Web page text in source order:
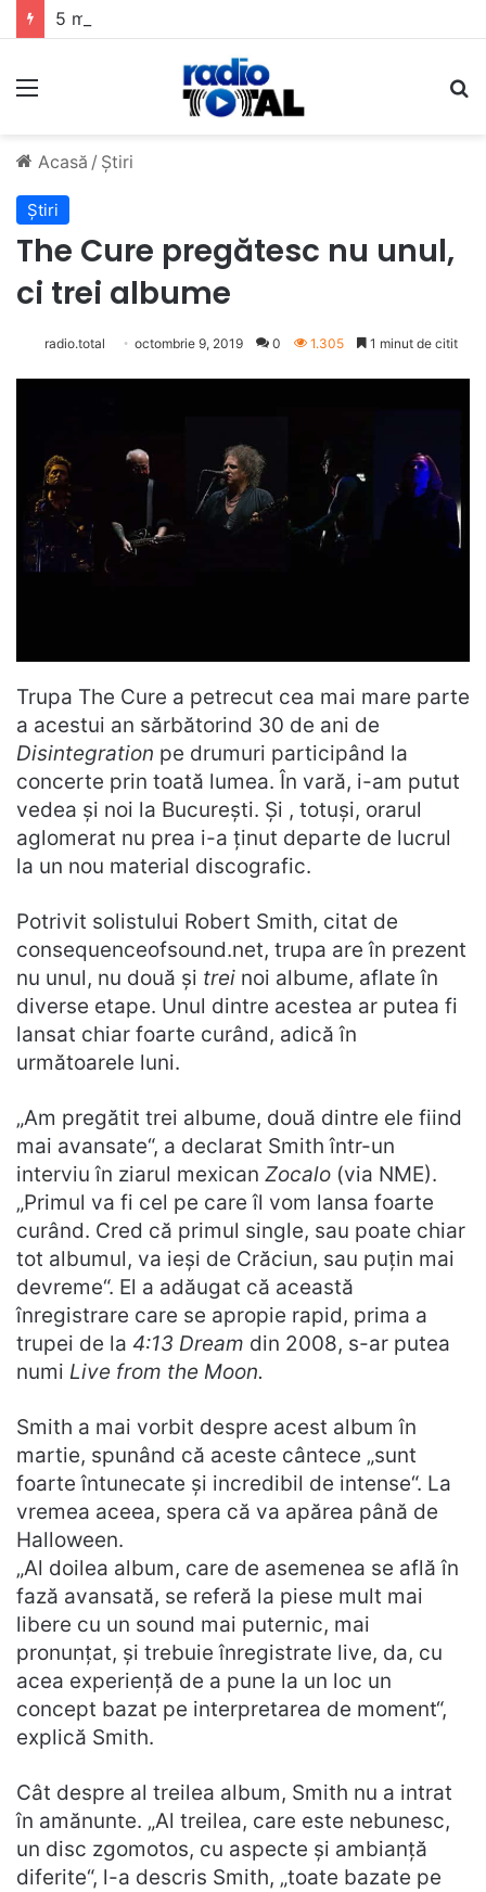
Meniu
Acasă / Știri
Știri
The Cure pregătesc nu unul,
ci trei albume
radio.total octombrie 9, 2019 0 1.305 1 minut de citit
Trupa The Cure a petrecut cea mai mare parte
a acestui an sărbătorind 30 de ani de
Disintegration pe drumuri participând la
concerte prin toată lumea. În vară, i-am putut
vedea și noi la București. Și , totuși, orarul
aglomerat nu prea i-a ținut departe de lucrul
la un nou material discografic.
Potrivit solistului Robert Smith, citat de
consequenceofsound.net, trupa are în prezent
nu unul, nu două și trei noi albume, aflate în
diverse etape. Unul dintre acestea ar putea fi
lansat chiar foarte curând, adică în
următoarele luni.
„Am pregătit trei albume, două dintre ele fiind
mai avansate“, a declarat Smith într-un
interviu în ziarul mexican Zocalo (via NME).
„Primul va fi cel pe care îl vom lansa foarte
curând. Cred că primul single, sau poate chiar
tot albumul, va ieși de Crăciun, sau puțin mai
devreme“. El a adăugat că această
înregistrare care se apropie rapid, prima a
trupei de la 4:13 Dream din 2008, s-ar putea
numi Live from the Moon.
Smith a mai vorbit despre acest album în
martie, spunând că aceste cântece „sunt
foarte întunecate și incredibil de intense“. La
vremea aceea, spera că va apărea până de
Halloween.
„Al doilea album, care de asemenea se află în
fază avansată, se referă la piese mult mai
libere cu un sound mai puternic, mai
pronunțat, și trebuie înregistrate live, da, cu
acea experiență de a pune la un loc un
concept bazat pe interpretarea de moment“,
explică Smith.
Cât despre al treilea album, Smith nu a intrat
în amănunte. „Al treilea, care este nebunesc,
un disc zgomotos, cu aspecte și ambianță
diferite“, l-a descris Smith, „toate bazate pe